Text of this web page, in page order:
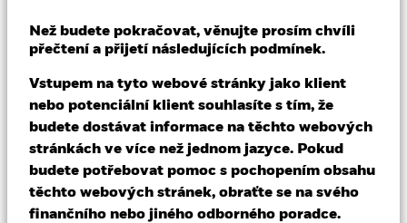
Než budete pokračovat, věnujte prosím chvíli
přečtení a přijetí následujících podmínek.
Vstupem na tyto webové stránky jako klient
nebo potenciální klient souhlasíte s tím, že
budete dostávat informace na těchto webových
stránkách ve více než jednom jazyce. Pokud
budete potřebovat pomoc s pochopením obsahu
těchto webových stránek, obraťte se na svého
finančního nebo jiného odborného poradce.
Czech Republic
Change location
BlackRock
iShares
Aladdin
NAV k 05-srp-26
USD 7,40
1 den změny NAV k 05-srp-26
USD -0,02 (-0,24%)
NAV celkový výnos k 05-srp-26
YTD: 14,36%